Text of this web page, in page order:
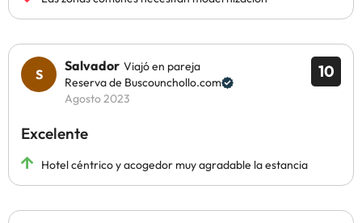
10
Salvador Viajó en pareja
Reserva de Buscounchollo.com
Agosto 2023
Excelente
Hotel céntrico y acogedor muy agradable la estancia